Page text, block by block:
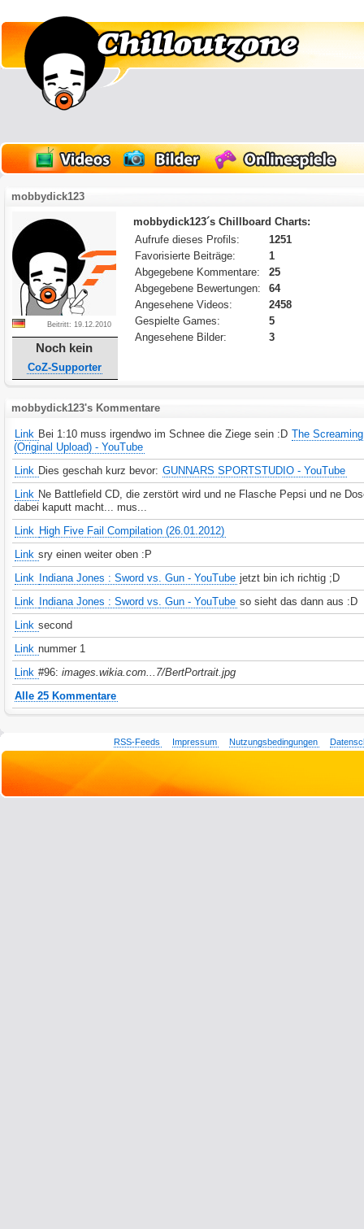
mobbydick123
Beitritt: 19.12.2010
Noch kein
CoZ-Supporter
mobbydick123´s Chillboard Charts:
Aufrufe dieses Profils:
1251
Favorisierte Beiträge:
1
Abgegebene Kommentare:
25
Abgegebene Bewertungen:
64
Angesehene Videos:
2458
Gespielte Games:
5
Angesehene Bilder:
3
mobbydick123's Kommentare
Link Bei 1:10 muss irgendwo im Schnee die Ziege sein :D The
(Original Upload) - YouTube
Link Dies geschah kurz bevor: GUNNARS SPORTSTUDIO - YouTube
Link Ne Battlefield CD, die zerstört wird und ne Flasche Pepsi und ne
dabei kaputt macht... mus...
Link High Five Fail Compilation (26.01.2012)
Link sry einen weiter oben :P
Link
Indiana Jones : Sword vs. Gun - YouTube jetzt bin ich richtig ;D
Link
Indiana Jones : Sword vs. Gun - YouTube so sieht das dann aus :D
Link second
Link nummer 1
Link #96:images.wikia.com...7/BertPortrait.jpg
Alle 25 Kommentare
RSS-Feeds Impressum Nutzungsbedingungen